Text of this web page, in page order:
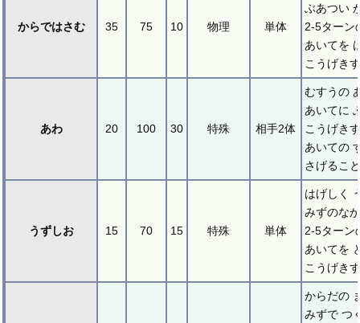
からではさむ 35 75 10 物理 単体
ぶあつい
2-5ターン
あいてを
こうげき
あわ 20 100 30 特殊 相手2体
むすうの
あいてに
こうげき
あいての
さげるこ
うずしお 15 70 15 特殊 単体
はげしく
みずのな
2-5ターン
あいてを
こうげき
からだの
みずで つ